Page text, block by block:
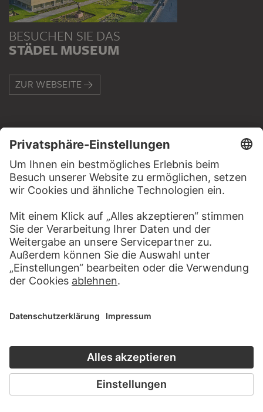
BESUCHEN SIE DAS
STÄDEL MUSEUM
ZUR WEBSEITE
KONTAKT
Haben Sie Anregungen, Fragen oder Informationen zu
SCHREIBEN SIE UNS
PERMALINK
LETZTE AKTUALISIERUNG